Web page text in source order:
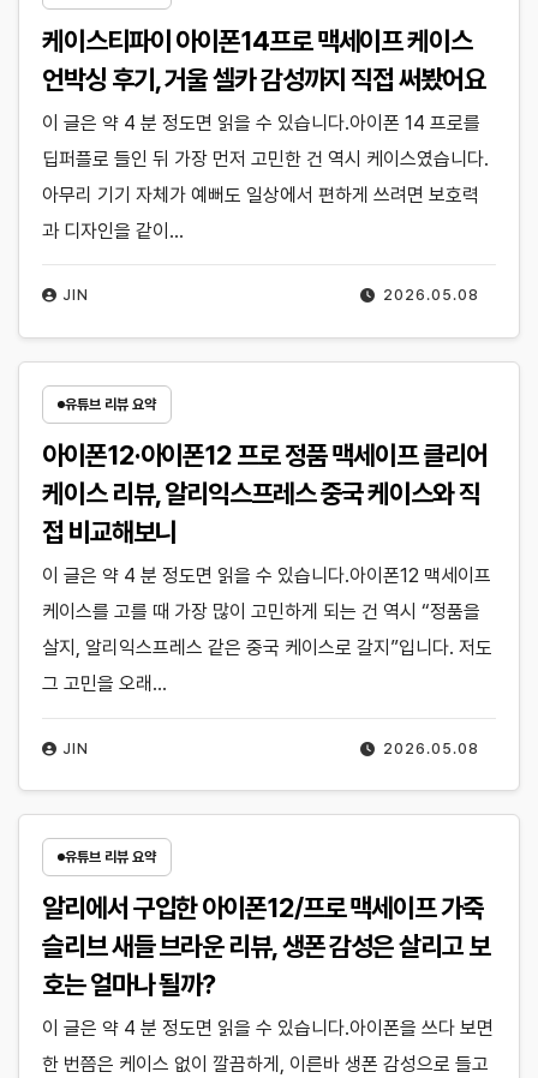
케이스티파이 아이폰14프로 맥세이프 케이스
언박싱 후기, 거울 셀카 감성까지 직접 써봤어요
2026.05.08
JIN
이 글은 약 4 분 정도면 읽을 수 있습니다.아이폰 14 프로를
딥퍼플로 들인 뒤 가장 먼저 고민한 건 역시 케이스였습니다.
아무리 기기 자체가 예뻐도 일상에서 편하게 쓰려면 보호력
과 디자인을 같이…
유튜브 리뷰 요약
아이폰12·아이폰12 프로 정품 맥세이프 클리어
케이스 리뷰, 알리익스프레스 중국 케이스와 직
접 비교해보니
2026.05.08
JIN
이 글은 약 4 분 정도면 읽을 수 있습니다.아이폰12 맥세이프
케이스를 고를 때 가장 많이 고민하게 되는 건 역시 “정품을
살지, 알리익스프레스 같은 중국 케이스로 갈지”입니다. 저도
그 고민을 오래…
유튜브 리뷰 요약
알리에서 구입한 아이폰12/프로 맥세이프 가죽
슬리브 새들 브라운 리뷰, 생폰 감성은 살리고 보
호는 얼마나 될까?
이 글은 약 4 분 정도면 읽을 수 있습니다.아이폰을 쓰다 보면
한 번쯤은 케이스 없이 깔끔하게, 이른바 생폰 감성으로 들고